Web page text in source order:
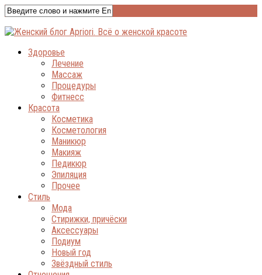
Здоровье
Лечение
Массаж
Процедуры
Фитнесс
Красота
Косметика
Косметология
Маникюр
Макияж
Педикюр
Эпиляция
Прочее
Стиль
Мода
Стирижки, причёски
Аксессуары
Подиум
Новый год
Звёздный стиль